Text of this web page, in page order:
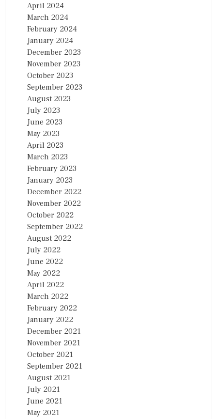
April 2024
March 2024
February 2024
January 2024
December 2023
November 2023
October 2023
September 2023
August 2023
July 2023
June 2023
May 2023
April 2023
March 2023
February 2023
January 2023
December 2022
November 2022
October 2022
September 2022
August 2022
July 2022
June 2022
May 2022
April 2022
March 2022
February 2022
January 2022
December 2021
November 2021
October 2021
September 2021
August 2021
July 2021
June 2021
May 2021